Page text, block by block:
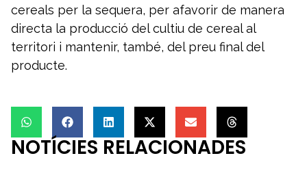
cereals per la sequera, per afavorir de manera
directa la producció del cultiu de cereal al
territori i mantenir, també, del preu final del
producte.
NOTÍCIES RELACIONADES